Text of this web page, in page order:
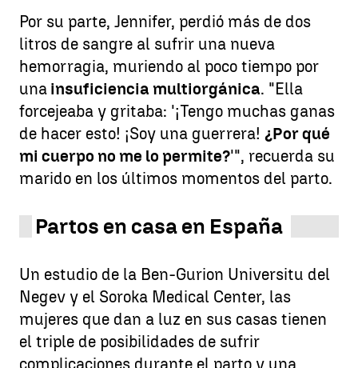
Por su parte, Jennifer, perdió más de dos
litros de sangre al sufrir una nueva
hemorragia, muriendo al poco tiempo por
una insuficiencia multiorgánica. "Ella
forcejeaba y gritaba: '¡Tengo muchas ganas
de hacer esto! ¡Soy una guerrera! ¿Por qué
mi cuerpo no me lo permite?'", recuerda su
marido en los últimos momentos del parto.
Partos en casa en España
Un estudio de la Ben-Gurion Universitu del
Negev y el Soroka Medical Center, las
mujeres que dan a luz en sus casas tienen
el triple de posibilidades de sufrir
complicaciones durante el parto y una